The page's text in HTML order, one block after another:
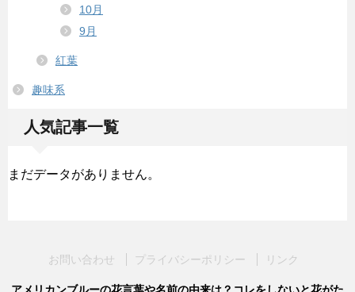
10月
9月
紅葉
趣味系
人気記事一覧
まだデータがありません。
お問い合わせ プライバシーポリシー リンク